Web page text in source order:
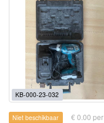
KB-000-23-032
Niet beschikbaar
€ 0.00 per